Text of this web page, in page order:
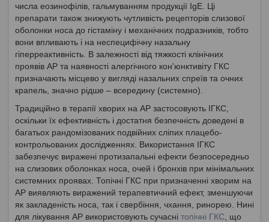
числа еозинофілів, гальмуванням продукції IgE. Ці
препарати також знижують чутливість рецепторів слизової
оболонки носа до гістаміну і механічних подразників, тобто
вони впливають і на неспецифічну назальну
гіперреактивність. В залежності від тяжкості клінічних
проявів АР та наявності алергічного кон'юнктивіту ГКС
призначають місцево у вигляді назальних спреїв та очних
крапель, значно рідше – всередину (системно).
Традиційно в терапії хворих на АР застосовують ІГКС,
оскільки їх ефективність і достатня безпечність доведені в
багатьох рандомізованих подвійних сліпих плацебо-
контрольованих дослідженнях. Використання ІГКС
забезпечує виражені протизапальні ефекти безпосередньо
на слизових оболонках носа, очей і бронхів при мінімальних
системних проявах. Топічні ГКС при призначенні хворим на
АР виявляють виражений терапевтичний ефект, зменшуючи
як закладеність носа, так і свербіння, чхання, ринорею. Нині
для лікування АР використовують сучасні топічні ГКС , що